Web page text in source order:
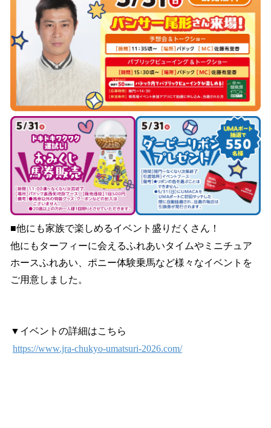
■他にも家族で楽しめるイベント盛りだくさん！
他にもターフィーに会えるふれあいタイムやミニチュア
ホースふれあい、ポニー体験乗馬など様々なイベントを
ご用意しました。
▼イベントの詳細はこちら
https://www.jra-chukyo-umatsuri-2026.com/